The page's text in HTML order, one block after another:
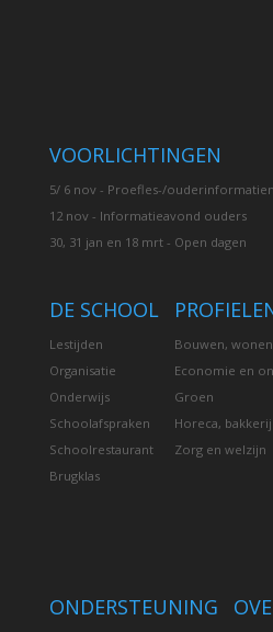
VOORLICHTINGEN
5/ 6 nov - Proefles-/
12 nov - Informatieavond ouders
30, 31 jan en 18 mrt - Open dagen
DE SCHOOL
Lestijden
Organisatie
Onderwijs
Schoolafspraken
Schoolrestaurant
Brugklas
Bouwen,
Economie en
Groen
Horeca,
Zorg en welzijn
ONDERSTEUNING